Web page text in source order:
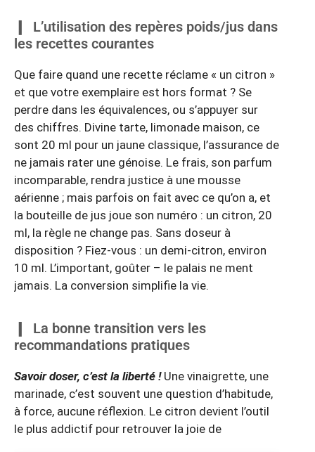
L’utilisation des repères poids/jus dans
les recettes courantes
Que faire quand une recette réclame « un citron »
et que votre exemplaire est hors format ? Se
perdre dans les équivalences, ou s’appuyer sur
des chiffres. Divine tarte, limonade maison, ce
sont 20 ml pour un jaune classique, l’assurance de
ne jamais rater une génoise. Le frais, son parfum
incomparable, rendra justice à une mousse
aérienne ; mais parfois on fait avec ce qu’on a, et
la bouteille de jus joue son numéro : un citron, 20
ml, la règle ne change pas. Sans doseur à
disposition ? Fiez-vous : un demi-citron, environ
10 ml. L’important, goûter – le palais ne ment
jamais. La conversion simplifie la vie.
La bonne transition vers les
recommandations pratiques
Savoir doser, c’est la liberté !Une vinaigrette, une
marinade, c’est souvent une question d’habitude,
à force, aucune réflexion. Le citron devient l’outil
le plus addictif pour retrouver la joie de